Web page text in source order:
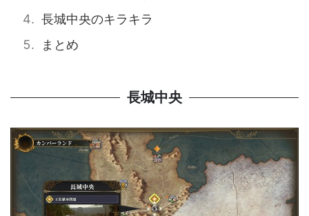
長城中央のキラキラ
まとめ
長城中央